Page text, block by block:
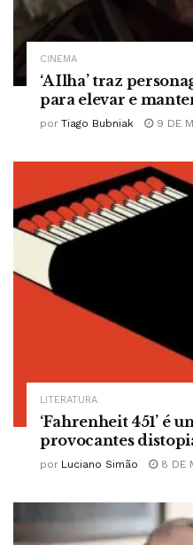
CINEMA
‘A Ilha’ traz
para elevar e
por Tiago Bubniak 9 DE
LITERATURA
‘Fahrenheit 451’ é
provocantes
por Luciano Simão 8 DE